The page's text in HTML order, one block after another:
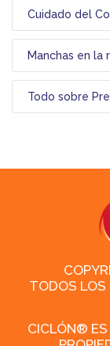
Cuidado del
Manchas en la
Todo sobre
TODOS LOS
CICLÓN®